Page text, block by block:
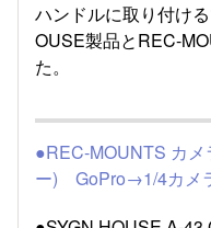
ハンドルに取り付け
OUSE製品とREC-
た。
●REC-MOUNTS カ
ー) GoPro→1/4カメ